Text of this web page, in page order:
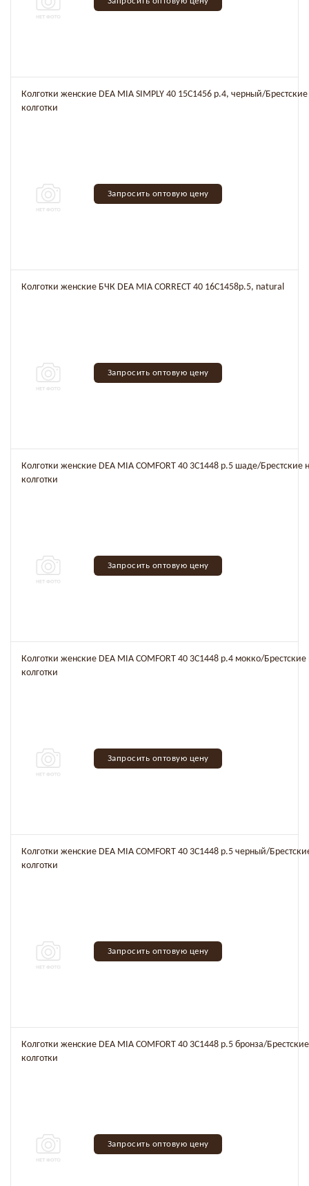
Колготки женские DEA MIA SIMPLY 40 15C1456 р.4, черный/
колготки
Запросить оптовую цену
Колготки женские БЧК DEA MIA CORRECT 40 16C1458р.5, natural
Запросить оптовую цену
Колготки женские DEA MIA COMFORT 40 3C1448 р.5 шаде/Брестские
колготки
Запросить оптовую цену
Колготки женские DEA MIA COMFORT 40 3C1448 р.4 мокко/Брестские
колготки
Запросить оптовую цену
Колготки женские DEA MIA COMFORT 40 3C1448 р.5 черный/
колготки
Запросить оптовую цену
Колготки женские DEA MIA COMFORT 40 3C1448 р.5 бронза/
колготки
Запросить оптовую цену